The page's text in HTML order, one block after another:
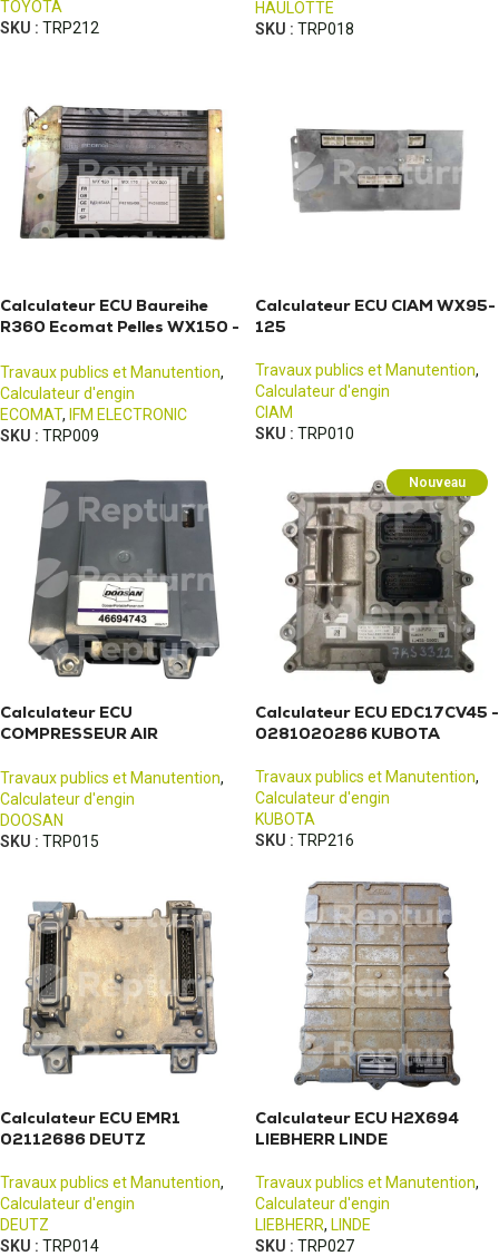
TOYOTA
SKU : TRP212
HAULOTTE
SKU : TRP018
Calculateur ECU Baureihe
R360 Ecomat Pelles WX150 -
Travaux publics et Manutention,
Calculateur d'engin
ECOMAT, IFM ELECTRONIC
SKU : TRP009
Calculateur ECU CIAM WX95-
125
Travaux publics et Manutention,
Calculateur d'engin
CIAM
SKU : TRP010
Calculateur ECU
COMPRESSEUR AIR
Travaux publics et Manutention,
Calculateur d'engin
DOOSAN
SKU : TRP015
Nouveau
Calculateur ECU EDC17CV45 -
0281020286 KUBOTA
Travaux publics et Manutention,
Calculateur d'engin
KUBOTA
SKU : TRP216
Calculateur ECU EMR1
02112686 DEUTZ
Travaux publics et Manutention,
Calculateur d'engin
DEUTZ
SKU : TRP014
Calculateur ECU H2X694
LIEBHERR LINDE
Travaux publics et Manutention,
Calculateur d'engin
LIEBHERR, LINDE
SKU : TRP027